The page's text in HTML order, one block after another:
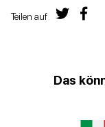
Teilen auf
Das